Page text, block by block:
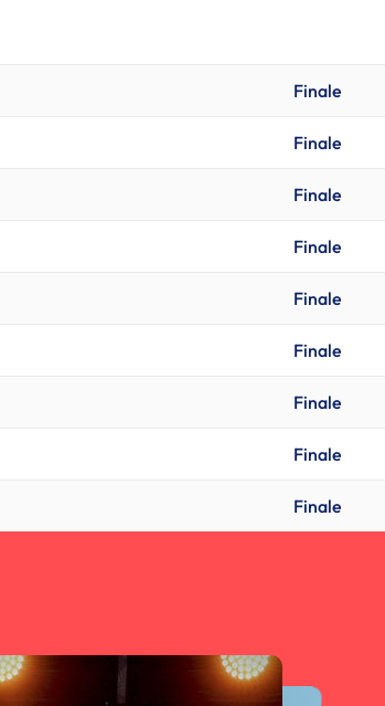
Finale
Finale
Finale
Finale
Finale
Finale
Finale
Finale
Finale